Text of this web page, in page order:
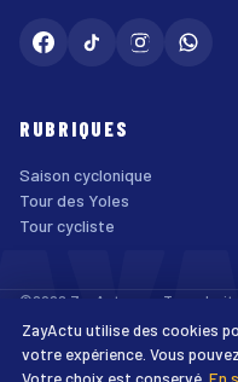
RUBRIQUES
Saison cyclonique
Tour des Yoles
Tour cycliste
©2026 ZayActu.org. Tous
Agency
Mentions légales
Confidentialité
ZayActu utilise des cookies
votre expérience. Vous
Votre choix est conservé. En